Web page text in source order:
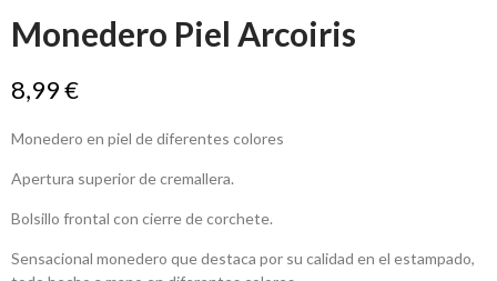
Monedero Piel Arcoiris
8,99 €
Monedero en piel de diferentes colores
Apertura superior de cremallera.
Bolsillo frontal con cierre de corchete.
Sensacional monedero que destaca por su calidad en el estampado,